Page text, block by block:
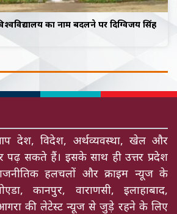
विश्वविद्यालय का नाम बदलने पर दिग्विजय सिंह
देश, विदेश, अर्थव्यवस्था, खेल और
पढ़ सकते हैं। इसके साथ ही उत्तर प्रदेश
हलचलों और क्राइम न्यूज के
कानपुर, वाराणसी, इलाहाबाद,
की लेटेस्ट न्यूज से जुड़े रहने के लिए